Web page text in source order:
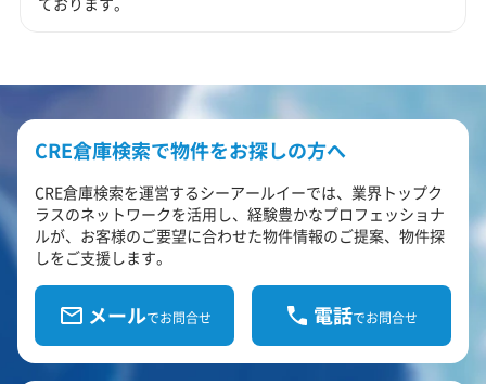
CRE倉庫検索で物件をお探しの方へ
CRE倉庫検索を運営するシーアールイーでは、業界トップク
ラスのネットワークを活用し、経験豊かなプロフェッショナ
ルが、お客様のご要望に合わせた物件情報のご提案、物件探
しをご支援します。
メールでお問合せ 電話でお問合せ